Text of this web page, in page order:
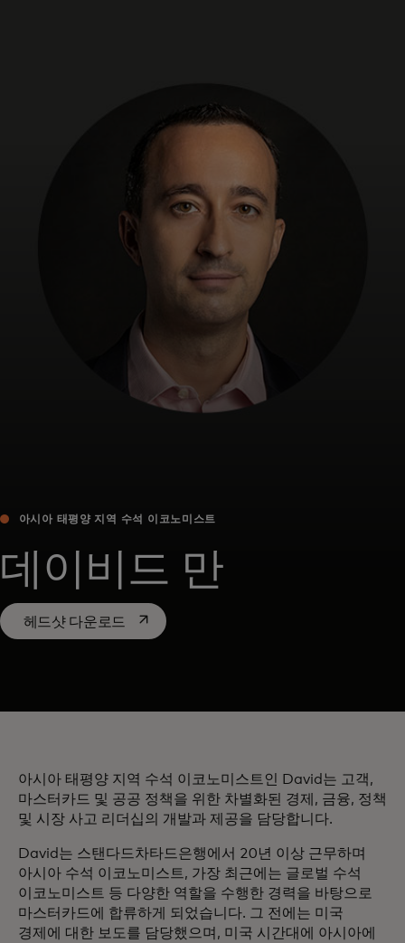
모두를 위한 가치
이노베이터
뉴스 & 인사이트
아시아 태평양 지역 수석 이코노미스트
데이비드 만
헤드샷 다운로드 새 탭에서 열림
아시아 태평양 지역 수석 이코노미스트인 David는 고객,
마스터카드 및 공공 정책을 위한 차별화된 경제, 금융, 정책
및 시장 사고 리더십의 개발과 제공을 담당합니다.
David는 스탠다드차타드은행에서 20년 이상 근무하며
아시아 수석 이코노미스트, 가장 최근에는 글로벌 수석
이코노미스트 등 다양한 역할을 수행한 경력을 바탕으로
마스터카드에 합류하게 되었습니다. 그 전에는 미국
경제에 대한 보도를 담당했으며, 미국 시간대에 아시아에